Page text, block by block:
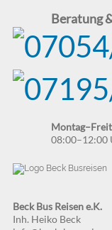
Beratung
08:00–12:00
Beck Bus Reisen e.K.
Inh. Heiko Beck